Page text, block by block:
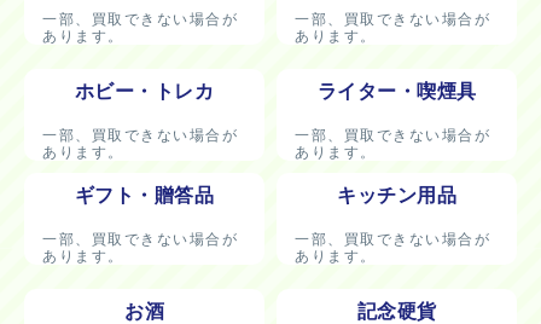
一部、買取できない場合が
あります。
一部、買取できない場合が
あります。
ホビー・トレカ
一部、買取できない場合が
あります。
ライター・喫煙具
一部、買取できない場合が
あります。
ギフト・贈答品
一部、買取できない場合が
あります。
キッチン用品
一部、買取できない場合が
あります。
お酒 記念硬貨